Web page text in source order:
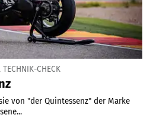
TECHNIK-CHECK
von "der Quintessenz" der Marke